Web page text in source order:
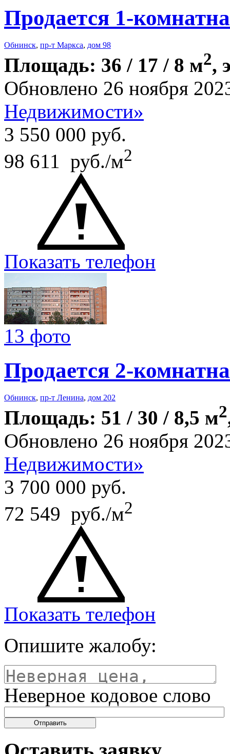
Продается 1-
Обнинск, пр-т Маркса, дом 98
Площадь: 36 / 17 / 8 м2,
Обновлено 26 ноября
Недвижимости»
3 550 000 руб.
98 611 руб./м2
Показать телефон
13 фото
Продается 2-
Обнинск, пр-т Ленина, дом 202
Площадь: 51 / 30 / 8,5 м2
Обновлено 26 ноября
Недвижимости»
3 700 000 руб.
72 549 руб./м2
Показать телефон
Опишите жалобу:
Неверное кодовое слово